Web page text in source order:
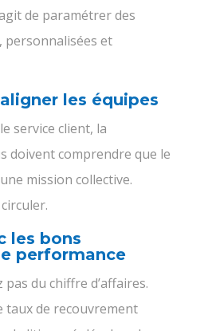
de paramétrer des
personnalisées et
les équipes
service client, la
doivent comprendre que le
mission collective.
les bons
performance
du chiffre d’affaires.
taux de recouvrement